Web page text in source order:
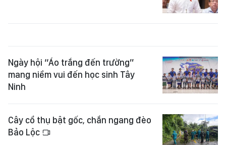
Ngày hội “Áo trắng đến trường”
mang niềm vui đến học sinh Tây
Ninh
Cây cổ thụ bật gốc, chắn ngang đèo
Bảo Lộc